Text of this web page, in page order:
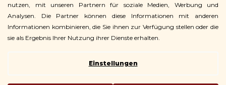
nutzen, mit unseren Partnern für soziale Medien, Werbung und
Analysen. Die Partner können diese Informationen mit anderen
Informationen kombinieren, die Sie ihnen zur Verfügung stellen oder die
sie als Ergebnis Ihrer Nutzung ihrer Dienste erhalten.
Einstellungen
eFür Kunden